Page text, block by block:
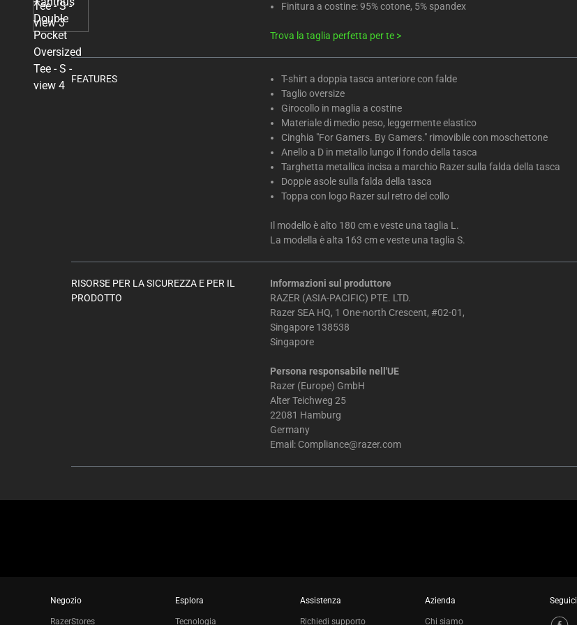
buttons
Finitura a costine: 95% cotone, 5% spandex
Trova la taglia perfetta per te >
FEATURES
T-shirt a doppia tasca anteriore con falde
Taglio oversize
Girocollo in maglia a costine
Materiale di medio peso, leggermente elastico
Cinghia "For Gamers. By Gamers." rimovibile con moschettone
Anello a D in metallo lungo il fondo della tasca
Targhetta metallica incisa a marchio Razer sulla falda della tasca
Doppie asole sulla falda della tasca
Toppa con logo Razer sul retro del collo
Il modello è alto 180 cm e veste una taglia L.
La modella è alta 163 cm e veste una taglia S.
RISORSE PER LA SICUREZZA E PER IL
PRODOTTO
Informazioni sul produttore
RAZER (ASIA-PACIFIC) PTE. LTD.
Razer SEA HQ, 1 One-north Crescent, #02-01,
Singapore 138538
Singapore
Persona responsabile nell'UE
Razer (Europe) GmbH
Alter Teichweg 25
22081 Hamburg
Germany
Email: Compliance@razer.com
Negozio
RazerStores
Esplora
Tecnologia
Assistenza
Richiedi supporto
Azienda
Chi siamo
Seguici